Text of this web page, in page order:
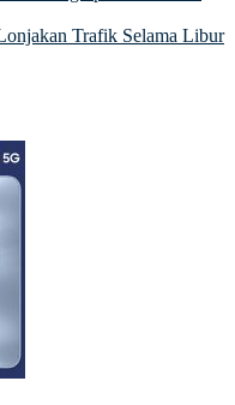
Trafik Selama Libur